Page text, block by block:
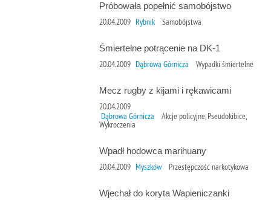
Próbowała popełnić samobójstwo
20.04.2009 Rybnik Samobójstwa
Śmiertelne potrącenie na DK-1
20.04.2009 Dąbrowa Górnicza Wypadki śmiertelne
Mecz rugby z kijami i rękawicami
20.04.2009
Dąbrowa Górnicza Akcje policyjne, Pseudokibice,
Wykroczenia
Wpadł hodowca marihuany
20.04.2009 Myszków Przestępczość narkotykowa
Wjechał do koryta Wapieniczanki